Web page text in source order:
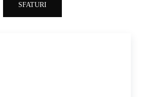
SFATURI